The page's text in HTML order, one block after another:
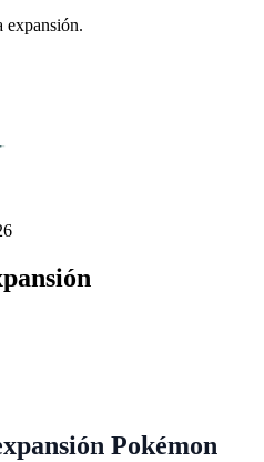
expansión.
Pokémon